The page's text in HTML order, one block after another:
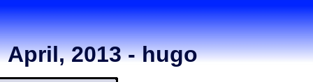
April, 2013 - hugo